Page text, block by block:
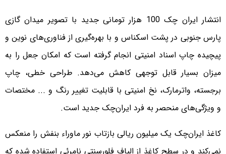
انتشار ایران چک 100 هزار تومانی جدید با تصویر میدان گازی
پارس جنوبی در پشت اسکناس و با بهره‌گیری از فناوری‌‌های نوین و
پیچیده چاپ اسناد امنیتی انجام گرفته است که امکان جعل را به
میزان بسیار قابل توجهی کاهش می‌دهد. طراحی خطی، چاپ
برجسته، واترمارک، نخ امنیتی با قابلیت تغییر رنگ و ... مختصات
و ویژگی‌های منحصر به فرد ایران‌چک جدید است.
کاغذ ایران‌چک یک میلیون ریالی بازتاب نور ماوراء بنفش را منعکس
نمی‌کند و در سطح کاغذ از الیاف فلورسنتی نامرئی استفاده شده که